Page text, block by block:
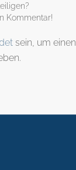
Kommentar!
sein, um einen